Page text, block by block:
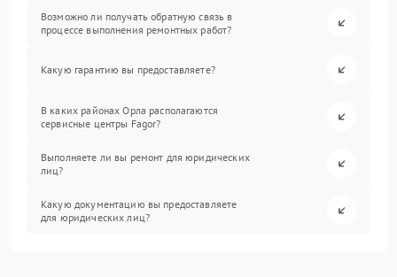
Возможно ли получать обратную связь в
процессе выполнения ремонтных работ?
Какую гарантию вы предоставляете?
В каких районах Орла располагаются
сервисные центры Fagor?
Выполняете ли вы ремонт для юридических
лиц?
Какую документацию вы предоставляете
для юридических лиц?